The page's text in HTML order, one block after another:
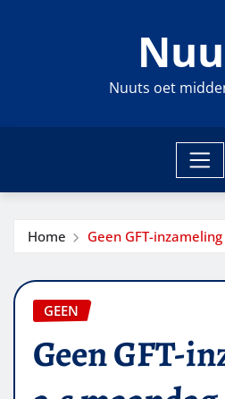
Nuuts oet
Home Geen GFT-
GEEN
Geen GFT-